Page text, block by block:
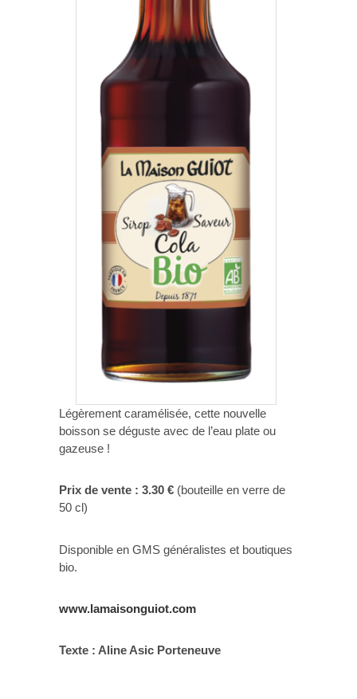
Légèrement caramélisée, cette nouvelle
boisson se déguste avec de l’eau plate ou
gazeuse !
Prix de vente : 3.30 € (bouteille en verre de
50 cl)
Disponible en GMS généralistes et boutiques
bio.
www.lamaisonguiot.com
Texte : Aline Asic Porteneuve